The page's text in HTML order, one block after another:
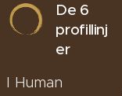
De 6
profillinj
er
I Human